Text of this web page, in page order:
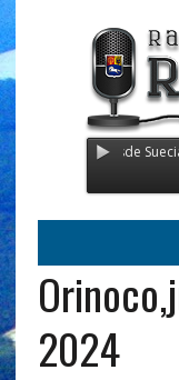
desde Suecia
2024